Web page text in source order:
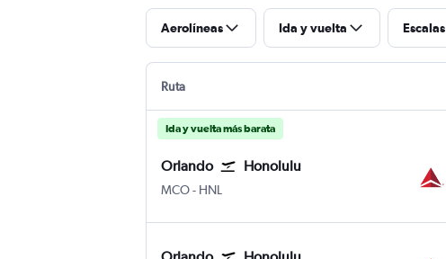
Aerolíneas Ida y vuelta Escalas
Ruta
Ida y vuelta más barata
Orlando Honolulu
MCOInternacional de Orlando
- HNL Honolulu Internacional Daniel K. Inouye